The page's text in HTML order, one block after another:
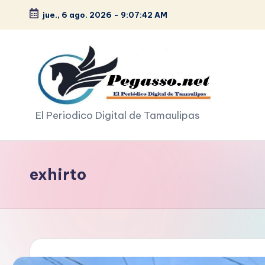
Saltar
contenido
jue., 6 ago. 2026 - 9:07:43 AM
p
e
g
s
o
El Periodico Digital de Tamaulipas
exhirto